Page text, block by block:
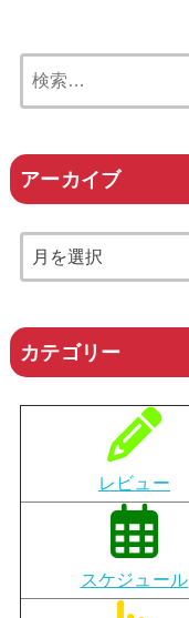
アーカイブ
カテゴリー
レビュー
スケジュール